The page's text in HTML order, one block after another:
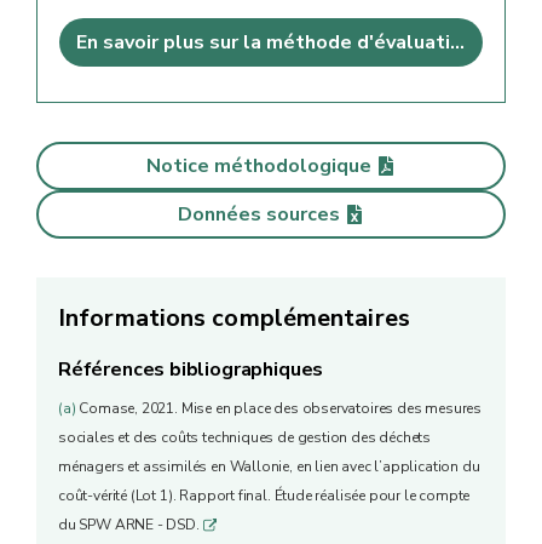
En savoir plus sur la méthode d'évaluation
Notice méthodologique
Données sources
Informations complémentaires
Références bibliographiques
(a) Comase, 2021. Mise en place des observatoires des mesures
sociales et des coûts techniques de gestion des déchets
ménagers et assimilés en Wallonie, en lien avec l’application du
coût-vérité (Lot 1). Rapport final. Étude réalisée pour le compte
du SPW ARNE - DSD. q